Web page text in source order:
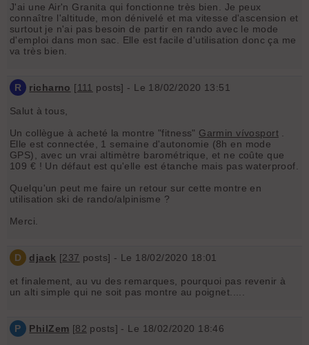
J'ai une Air'n Granita qui fonctionne très bien. Je peux
connaître l'altitude, mon dénivelé et ma vitesse d'ascension et
surtout je n'ai pas besoin de partir en rando avec le mode
d'emploi dans mon sac. Elle est facile d'utilisation donc ça me
va très bien.
R richarno [111 posts] - Le 18/02/2020 13:51
Salut à tous,
Un collègue à acheté la montre "fitness" Garmin vívosport.
Elle est connectée, 1 semaine d'autonomie (8h en mode
GPS), avec un vrai altimètre barométrique, et ne coûte que
109 € ! Un défaut est qu'elle est étanche mais pas waterproof.
Quelqu'un peut me faire un retour sur cette montre en
utilisation ski de rando/alpinisme ?
Merci.
D djack [237 posts] - Le 18/02/2020 18:01
et finalement, au vu des remarques, pourquoi pas revenir à
un alti simple qui ne soit pas montre au poignet.....
P PhilZem [82 posts] - Le 18/02/2020 18:46